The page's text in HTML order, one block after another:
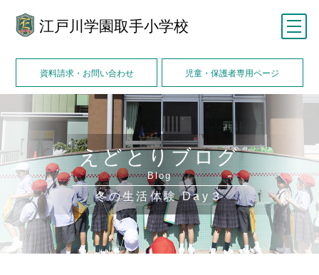
江戸川学園取手小学校
資料請求・お問い合わせ 児童・保護者専用ページ
えどとりブログ
Blog
冬の生活体験 Day３
メニュー